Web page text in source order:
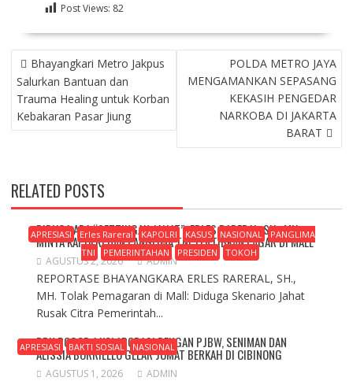
Post Views: 82
NAVIGASI
POSBhayangkari Metro Jakpus
Salurkan Bantuan dan
Trauma Healing untuk Korban
Kebakaran Pasar Jiung
POLDA METRO JAYA
MENGAMANKAN SEPASANG
KEKASIH PENGEDAR
NARKOBA DI JAKARTA
BARAT
RELATED POSTS
APRESIASI Erles Rareral KAPOLRI KASUS NASIONAL
PANGLIMA
TNI
PEMERINTAHAN PRESIDEN TOKOH
DIDUGA ADA “SETTINGAN JAHAT”, ERLES RARERAL, SH., MH.
MINTA KAPOLRI DAN PANGLIMA TNI TERTIBKAN PAGAR DI MALL
AGUSTUS 2, 2026 ADMIN
REPORTASE BHAYANGKARA ERLES RARERAL, SH.,
MH. Tolak Pemagaran di Mall: Diduga Skenario Jahat
Rusak Citra Pemerintah...
APRESIASI BAKTI SOSIAL NASIONAL
BPN BOGOR 1 KOLABORASI DENGAN PJBW, SENIMAN DAN
ALISSIA BORRIELLO GELAR JUMAT BERKAH DI CIBINONG
AGUSTUS 1, 2026 ADMIN